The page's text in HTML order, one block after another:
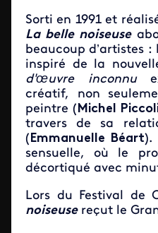
Sorti en 1991 et
La belle noiseuse
beaucoup d’artistes
inspiré de la
d'œuvre inconnu
créatif, non
peintre ( Michel
travers de sa
( Emmanuelle Béart).
sensuelle, où le
décortiqué avec
Lors du Festival de
noiseusereçut le